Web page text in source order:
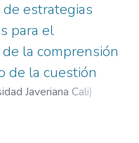
estrategias
para el
la comprensión
de la cuestión
Javeriana Cali)